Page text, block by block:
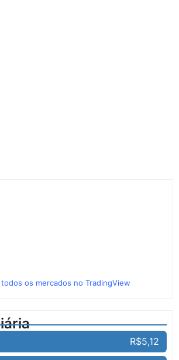
os mercados no TradingView
R$5,12